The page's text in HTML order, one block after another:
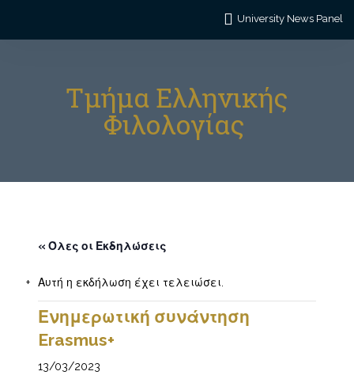
University News Panel
Τμήμα Ελληνικής
Φιλολογίας
« Όλες οι Εκδηλώσεις
Αυτή η εκδήλωση έχει τελειώσει.
Ενημερωτική συνάντηση
Erasmus+
13/03/2023